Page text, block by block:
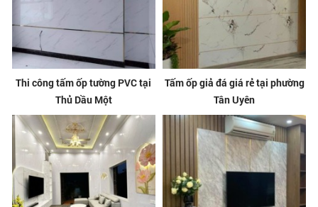
Thi công tấm ốp tường PVC tại
Thủ Dầu Một
Tấm ốp giả đá giá rẻ tại phường
Tân Uyên